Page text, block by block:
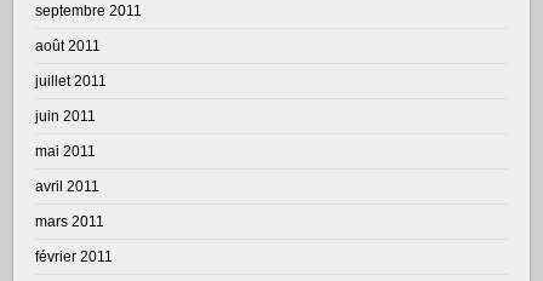
septembre 2011
août 2011
juillet 2011
juin 2011
mai 2011
avril 2011
mars 2011
février 2011